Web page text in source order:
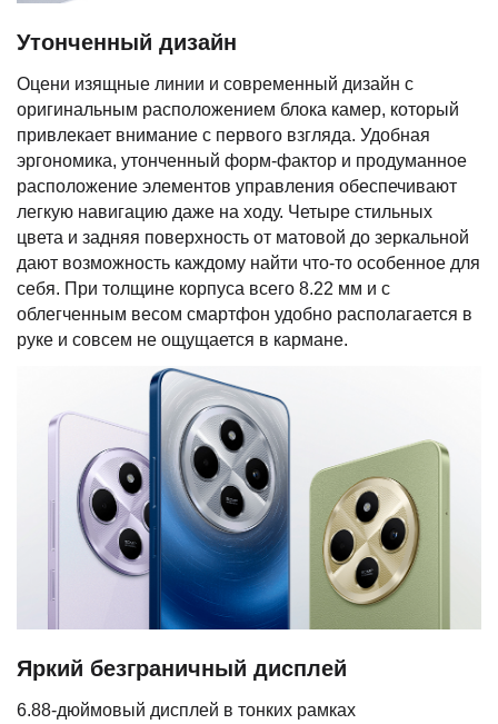
Утонченный дизайн
Оцени изящные линии и современный дизайн с
оригинальным расположением блока камер, который
привлекает внимание с первого взгляда. Удобная
эргономика, утонченный форм-фактор и продуманное
расположение элементов управления обеспечивают
легкую навигацию даже на ходу. Четыре стильных
цвета и задняя поверхность от матовой до зеркальной
дают возможность каждому найти что-то особенное для
себя. При толщине корпуса всего 8.22 мм и с
облегченным весом смартфон удобно располагается в
руке и совсем не ощущается в кармане.
Яркий безграничный дисплей
6.88-дюймовый дисплей в тонких рамках